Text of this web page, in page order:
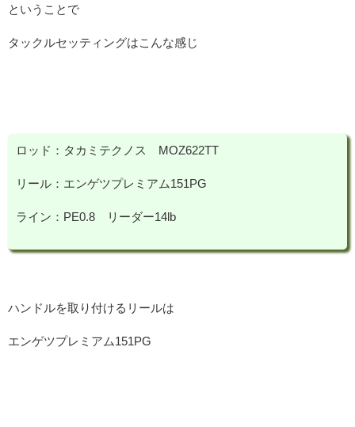
ということで
タックルセッティングはこんな感じ
ロッド：タカミテクノス MOZ622TT
リール：エンゲツプレミアム151PG
ライン：PE0.8 リーダー14lb
ハンドルを取り付けるリールは
エンゲツプレミアム151PG